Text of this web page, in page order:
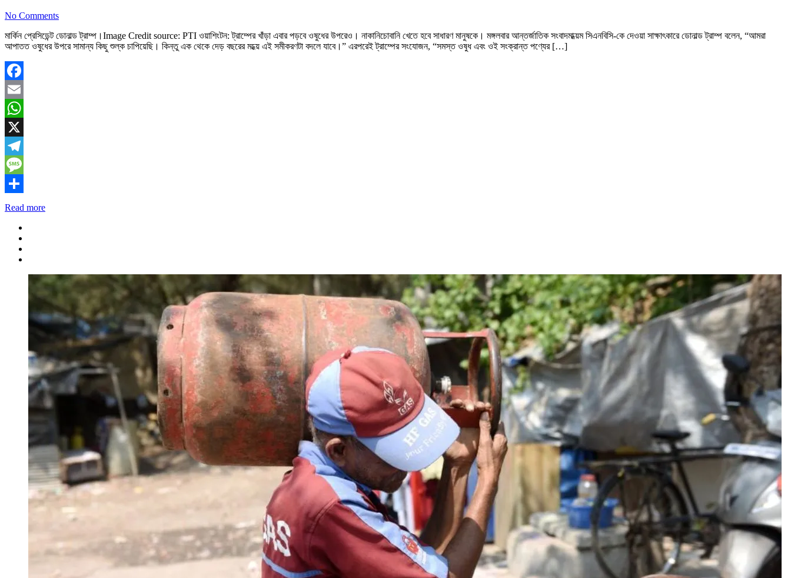
No Comments
মার্কিন প্রেসিডেন্ট ডোনাল্ড ট্রাম্প।Image Credit source: PTI ওয়াশিংটন: ট্রাম্পের খাঁড়া এবার পড়বে ওষুধের উপরেও। নাকানিচোবানি খেতে হবে সাধারণ মানুষকে। মঙ্গলবার আন্তর্জাতিক সংবাদমাধ্য়ম সিএনবিসি-কে দেওয়া সাক্ষাৎকারে ডোনাল্ড ট্রাম্প বলেন, “আমরা
আপাতত ওষুধের উপরে সামান্য কিছু শুল্ক চাপিয়েছি। কিন্তু এক থেকে দেড় বছরের মধ্য়ে এই সমীকরণটা বদলে যাবে।” এরপরেই ট্রাম্পের সংযোজন, “সমস্ত ওষুধ এবং ওই সংক্রান্ত পণ্যের […]
Facebook
Email
WhatsApp
X
Telegram
Message
Share
Read more